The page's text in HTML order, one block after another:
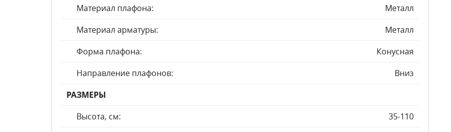
Материал плафона:
Металл
Материал арматуры:
Металл
Форма плафона:
Конусная
Направление плафонов:
Вниз
РАЗМЕРЫ
Высота, см:
35-110